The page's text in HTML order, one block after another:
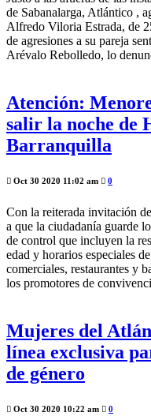
de Sabanalarga, Atlántico ,
Alfredo Viloria Estrada, de
de agresiones a su pareja
Arévalo Rebolledo, lo
Atención:
salir la noche de
Barranquilla
Oct 30 2020 11:02 am 0
Con la reiterada invitación
a que la ciudadanía guarde
de control que incluyen la
edad y horarios especiales
comerciales, restaurantes y
los promotores de
Mujeres del
línea exclusiva
de género
Oct 30 2020 10:22 am 0